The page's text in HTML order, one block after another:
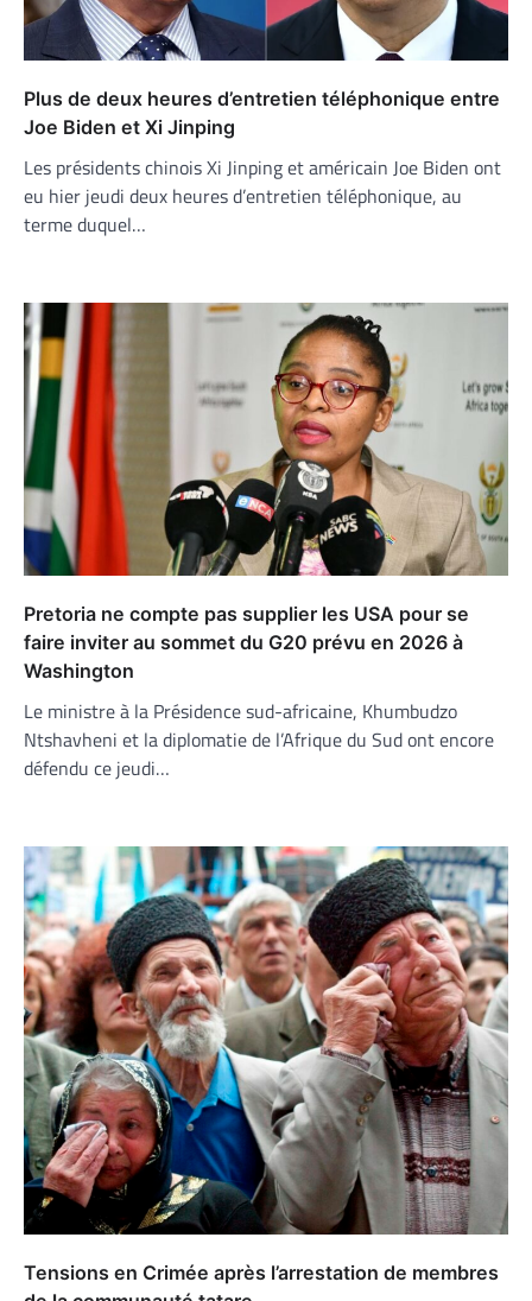
Plus de deux heures d’entretien téléphonique entre
Joe Biden et Xi Jinping
Les présidents chinois Xi Jinping et américain Joe Biden ont
eu hier jeudi deux heures d’entretien téléphonique, au
terme duquel…
Pretoria ne compte pas supplier les USA pour se
faire inviter au sommet du G20 prévu en 2026 à
Washington
Le ministre à la Présidence sud-africaine, Khumbudzo
Ntshavheni et la diplomatie de l’Afrique du Sud ont encore
défendu ce jeudi…
Tensions en Crimée après l’arrestation de membres